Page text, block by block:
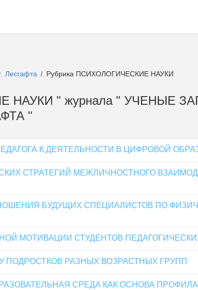
Лесгафта / Рубрика ПСИХОЛОГИЧЕСКИЕ НАУКИ
НАУКИ " журнала " УЧЕНЫЕ
"
К ДЕЯТЕЛЬНОСТИ В ЦИФРОВОЙ
СТРАТЕГИЙ МЕЖЛИЧНОСТНОГО
БУДУЩИХ СПЕЦИАЛИСТОВ ПО
МОТИВАЦИИ СТУДЕНТОВ
РАЗНЫХ ВОЗРАСТНЫХ ГРУПП
СРЕДА КАК ОСНОВА